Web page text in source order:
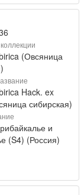
(Овсяница
Hack. ex
сибирская)
и
(S4) (Россия)